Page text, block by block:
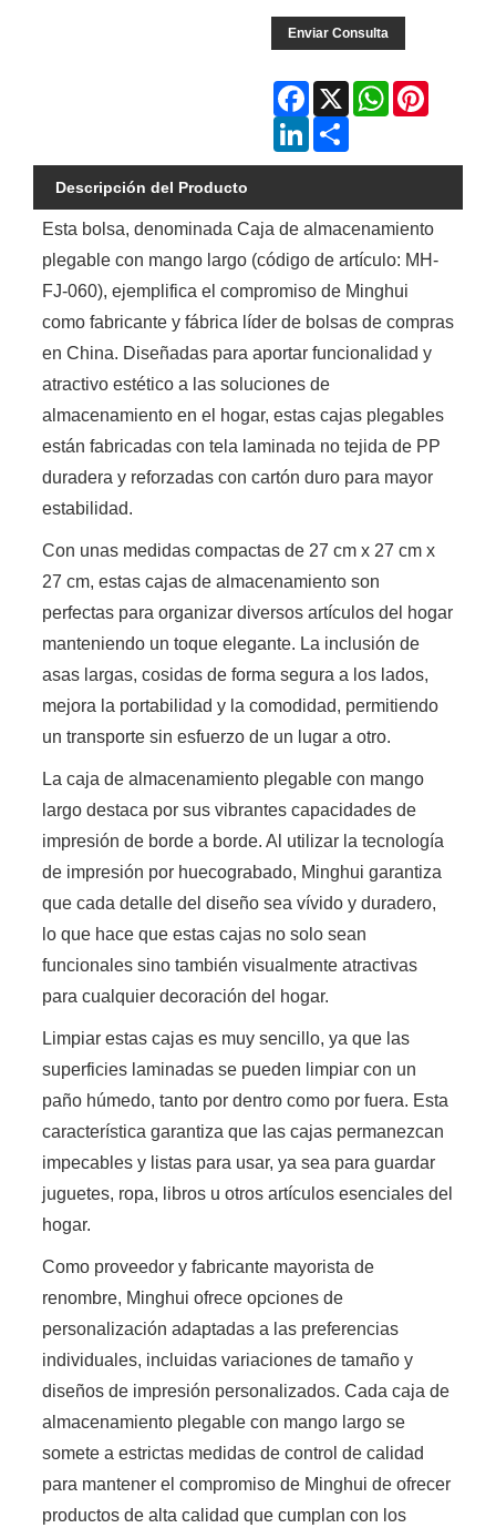
Enviar Consulta
Facebook
X WhatsApp
LinkedIn
Descripción del Producto
Esta bolsa, denominada Caja de almacenamiento
plegable con mango largo (código de artículo: MH-
FJ-060), ejemplifica el compromiso de Minghui
como fabricante y fábrica líder de bolsas de compras
en China. Diseñadas para aportar funcionalidad y
atractivo estético a las soluciones de
almacenamiento en el hogar, estas cajas plegables
están fabricadas con tela laminada no tejida de PP
duradera y reforzadas con cartón duro para mayor
estabilidad.
Con unas medidas compactas de 27 cm x 27 cm x
27 cm, estas cajas de almacenamiento son
perfectas para organizar diversos artículos del hogar
manteniendo un toque elegante. La inclusión de
asas largas, cosidas de forma segura a los lados,
mejora la portabilidad y la comodidad, permitiendo
un transporte sin esfuerzo de un lugar a otro.
La caja de almacenamiento plegable con mango
largo destaca por sus vibrantes capacidades de
impresión de borde a borde. Al utilizar la tecnología
de impresión por huecograbado, Minghui garantiza
que cada detalle del diseño sea vívido y duradero,
lo que hace que estas cajas no solo sean
funcionales sino también visualmente atractivas
para cualquier decoración del hogar.
Limpiar estas cajas es muy sencillo, ya que las
superficies laminadas se pueden limpiar con un
paño húmedo, tanto por dentro como por fuera. Esta
característica garantiza que las cajas permanezcan
impecables y listas para usar, ya sea para guardar
juguetes, ropa, libros u otros artículos esenciales del
hogar.
Como proveedor y fabricante mayorista de
renombre, Minghui ofrece opciones de
personalización adaptadas a las preferencias
individuales, incluidas variaciones de tamaño y
diseños de impresión personalizados. Cada caja de
almacenamiento plegable con mango largo se
somete a estrictas medidas de control de calidad
para mantener el compromiso de Minghui de ofrecer
productos de alta calidad que cumplan con los